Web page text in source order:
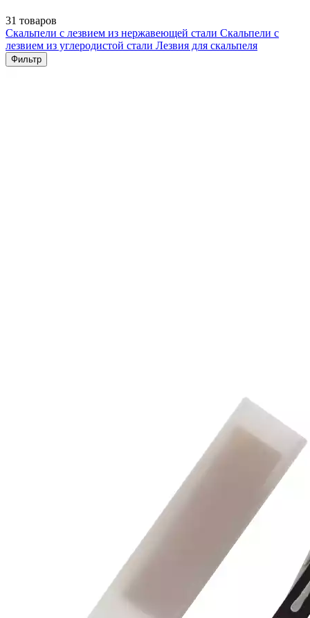
31 товаров
Скальпели с лезвием из нержавеющей стали Скальпели с
лезвием из углеродистой стали Лезвия для скальпеля
Фильтр